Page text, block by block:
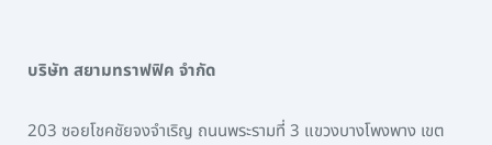
บริษัท สยามทราฟฟิค จำกัด
203 ซอยโชคชัยจงจำเริญ ถนนพระรามที่ 3 แขวงบางโพงพาง เขต